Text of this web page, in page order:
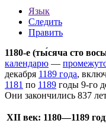
Язык
Следить
Править
1180-е (ты́сяча сто
календарю —
декабря 1189 года,
1181 по 1189 годы 9-го
Они закончились 837
XII век: 1180—1189